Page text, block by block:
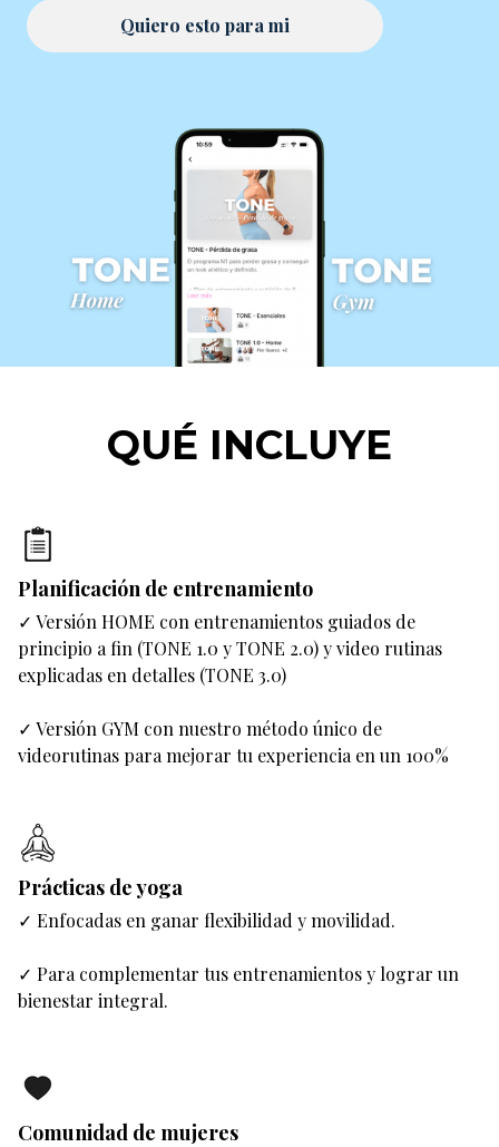
Quiero esto para mi
QUÉ INCLUYE
Planificación de entrenamiento
✓ Versión HOME con entrenamientos guiados de
principio a fin (TONE 1.0 y TONE 2.0) y video rutinas
explicadas en detalles (TONE 3.0)
✓ Versión GYM con nuestro método único de
videorutinas para mejorar tu experiencia en un 100%
Prácticas de yoga
✓ Enfocadas en ganar flexibilidad y movilidad.
✓ Para complementar tus entrenamientos y lograr un
bienestar integral.
Comunidad de mujeres